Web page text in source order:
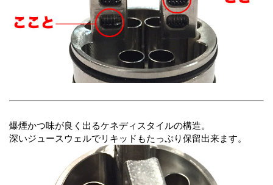
爆煙かつ味が良く出るケネディスタイルの構造。
深いジュースウェルでリキッドもたっぷり保留出来ます。